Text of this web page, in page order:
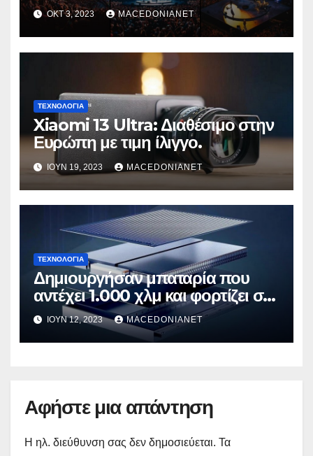
ΟΚΤ 3, 2023 MACEDONIANET
ΤΕΧΝΟΛΟΓΊΑ
Xiaomi 13 Ultra: Διαθέσιμο στην
Ευρώπη με τιμη ίλιγγο.
ΙΟΎΝ 19, 2023 MACEDONIANET
ΤΕΧΝΟΛΟΓΊΑ
Δημιουργήσαν μπαταρία που
αντέχει 1.000 χλμ και φορτίζει σε
6 λεπτά
ΙΟΎΝ 12, 2023 MACEDONIANET
Αφήστε μια απάντηση
Η ηλ. διεύθυνση σας δεν δημοσιεύεται. Τα